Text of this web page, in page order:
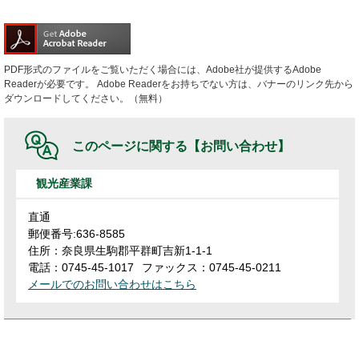
PDF形式のファイルをご覧いただく場合には、Adobe社が提供するAdobe
Readerが必要です。
Adobe Readerをお持ちでない方は、バナーのリンク先から
ダウンロードしてください。（無料）
このページに関する 【お問い合わせ】
観光産業課
直通
郵便番号:636-8585
住所：奈良県生駒郡平群町吉新1-1-1
電話：0745-45-1017
ファックス：0745-45-0211
メールでのお問い合わせはこちら